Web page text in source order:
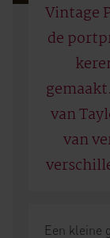
Vintage
de
van
van
Een kleine